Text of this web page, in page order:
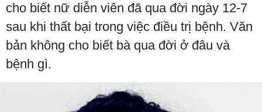
cho biết nữ diễn viên đã qua đời ngày 12-7
sau khi thất bại trong việc điều trị bệnh. Văn
bản không cho biết bà qua đời ở đâu và
bệnh gì.